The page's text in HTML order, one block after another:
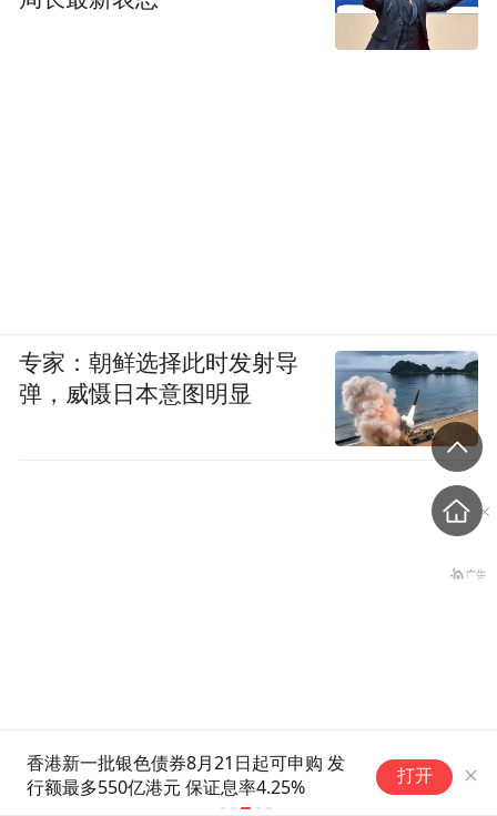
香港新一批银色债券8月21日起可申购 发
行额最多550亿港元 保证息率4.25%
打开
专家：朝鲜选择此时发射导
弹，威慑日本意图明显
涉台问题，麦考尔与鲁比奥
谁能代表华盛顿